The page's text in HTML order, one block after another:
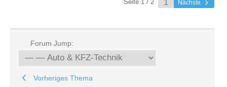
Seite 1 / 2 Nächste
Forum Jump:
Vorheriges Thema